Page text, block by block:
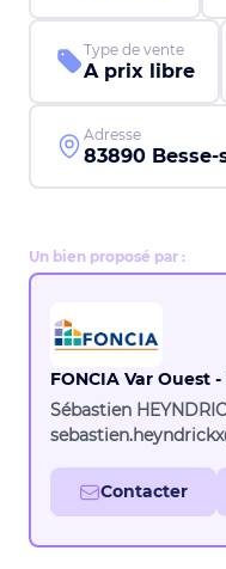
Type de vente
A prix libre
Adresse
83890 Besse-
Un bien proposé par :
FONCIA Var Ouest
Sébastien
Contacter